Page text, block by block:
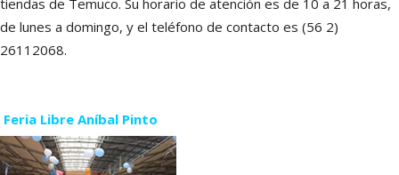
tiendas de Temuco. Su horario de atención es de 10 a 21 horas,
de lunes a domingo, y el teléfono de contacto es (56 2)
26112068.
Feria Libre Aníbal Pinto